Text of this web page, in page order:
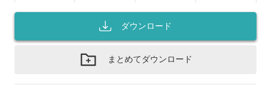
ダウンロード
まとめてダウンロード